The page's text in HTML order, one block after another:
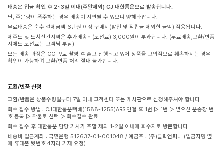
배송은 입금 확인 후 2~3일 이내(주말제외) CJ 대한통운으로 발송됩니다.
단, 주문량이 폭주하는 경우 배송이 지연될 수 있으니 양해바랍니다.
무료배송은 순수 결제금액 6만원 이상 구매시(할인 및 적립금 제외한 금액) 적용됩니다.
제주도 및 도서산간지역은 추가배송비(도선료) 3,000원이 부과됩니다. (무료배송,교환/반품
시에도 도선료는 고객님 부담)
모든 배송 과정은 CCTV로 촬영 후 출고 진행되고 있어 상품을 고의적으로 훼손하시는 경우
확인이 가능하며 교환/반품 처리 절대 불가합니다.
교환/반품 신청
교환/반품은 상품수령일부터 7일 이내 고객센터 또는 게시판으로 신청해주셔야 합니다.
회수 접수 방법 : CJ대한통운택배(1588-1255)ARS 연결 후 1번 ▷ 1번 ▷ 받으신 운송장 번
호 등록 ▷ 착불로 선택 ▷ 회수접수 완료
회수 접수 후 대한통운 담당 기사가 주말 제외 1-2일 이내에 회수지로 방문합니다.
배송비 입금계좌 : 국민은행 512637-01-001048 / 예금주 : (주)클릭앤퍼니 (입금자명 옆
에 휴대폰 뒷번호 4자리 기재 요청)